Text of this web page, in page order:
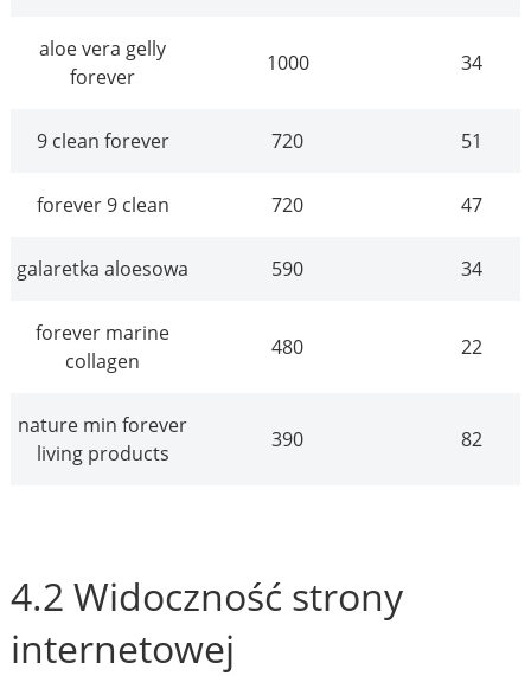
aloe vera gelly
forever
1000 34
9 clean forever 720 51
forever 9 clean 720 47
galaretka aloesowa 590 34
forever marine
collagen
480 22
nature min forever
living products
390 82
4.2 Widoczność strony
internetowej